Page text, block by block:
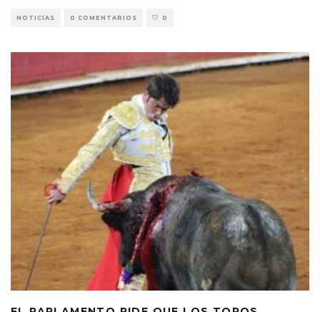
NOTICIAS 0 COMENTARIOS 0